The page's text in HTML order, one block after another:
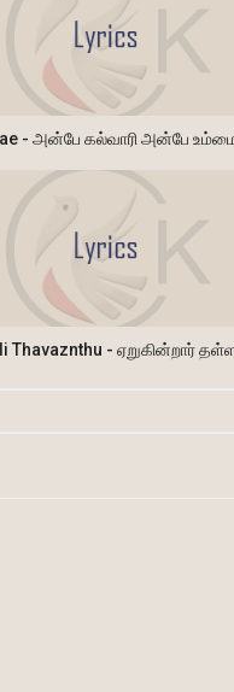
- அன்பே கல்வாரி அன்பே
Thavaznthu - ஏறுகின்றார்